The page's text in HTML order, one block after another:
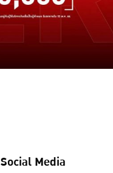
Social Media